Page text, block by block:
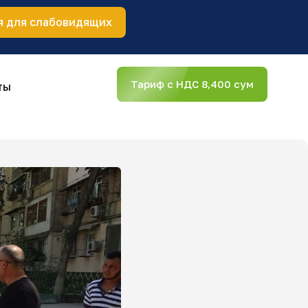
для слабовидящих
Тариф с НДС 8,400 сум